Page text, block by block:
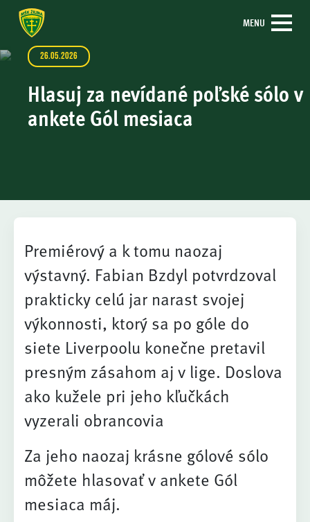
MENU
26.05.2026
Hlasuj za nevídané poľské sólo v
ankete Gól mesiaca
Premiérový a k tomu naozaj
výstavný. Fabian Bzdyl potvrdzoval
prakticky celú jar narast svojej
výkonnosti, ktorý sa po góle do
siete Liverpoolu konečne pretavil
presným zásahom aj v lige. Doslova
ako kužele pri jeho kľučkách
vyzerali obrancovia
Za jeho naozaj krásne gólové sólo
môžete hlasovať v ankete Gól
mesiaca máj.